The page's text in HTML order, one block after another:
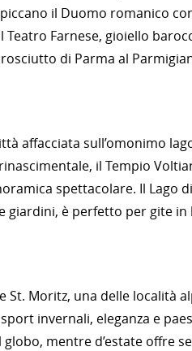
il Duomo romanico
Farnese, gioiello
di Parma al
affacciata sull’omonimo
il Tempio
spettacolare. Il Lago
giardini, è perfetto per gite
Moritz, una delle località
invernali, eleganza e
mentre d’estate offre